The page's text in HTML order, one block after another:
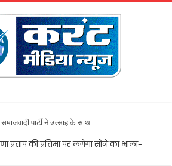
पार्टी ने उत्साह के साथ मनायी
प्रताप की प्रतिमा पर लगेगा सोने का भाला-